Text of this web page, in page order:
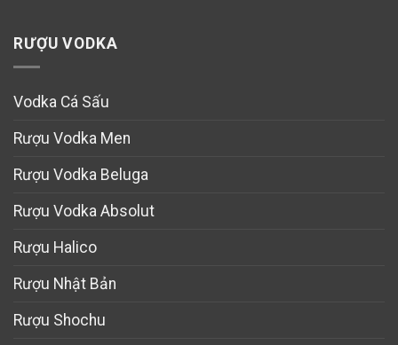
RƯỢU VODKA
Vodka Cá Sấu
Rượu Vodka Men
Rượu Vodka Beluga
Rượu Vodka Absolut
Rượu Halico
Rượu Nhật Bản
Rượu Shochu